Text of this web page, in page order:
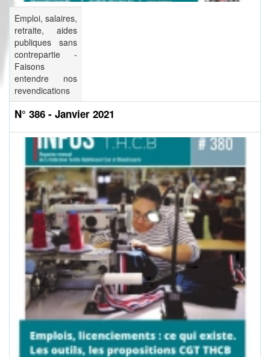
Emploi, salaires,
retraite, aides
publiques sans
contrepartie -
Faisons
entendre nos
revendications
N° 386 - Janvier 2021